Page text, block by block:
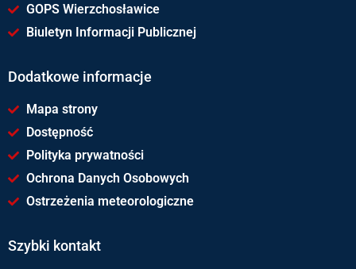
GOPS Wierzchosławice
Biuletyn Informacji Publicznej
Dodatkowe informacje
Mapa strony
Dostępność
Polityka prywatności
Ochrona Danych Osobowych
Ostrzeżenia meteorologiczne
Szybki kontakt